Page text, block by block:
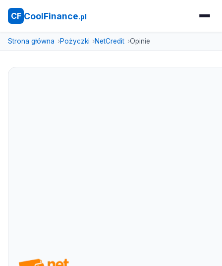
CF CoolFinance.pl
Strona główna Pożyczki NetCredit Opinie